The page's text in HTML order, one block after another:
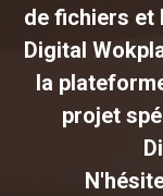
de fichiers et
Digital
la
projet